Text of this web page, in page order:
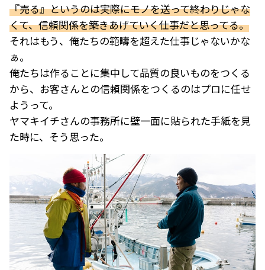
『売る』というのは実際にモノを送って終わりじゃな
くて、信頼関係を築きあげていく仕事だと思ってる。
それはもう、俺たちの範疇を超えた仕事じゃないかな
ぁ。
俺たちは作ることに集中して品質の良いものをつくる
から、お客さんとの信頼関係をつくるのはプロに任せ
ようって。
ヤマキイチさんの事務所に壁一面に貼られた手紙を見
た時に、そう思った。